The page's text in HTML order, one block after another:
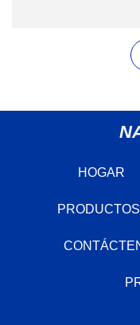
HOGAR
PRODUCTOS